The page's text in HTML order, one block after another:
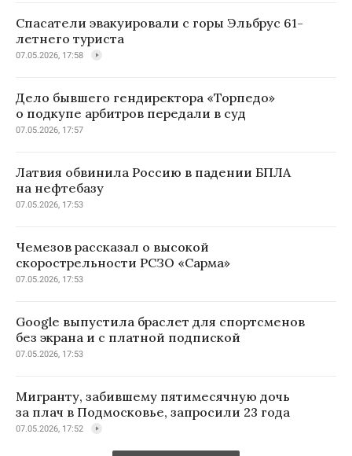
Спасатели эвакуировали с горы Эльбрус 61-
летнего туриста
07.05.2026, 17:58
Дело бывшего гендиректора «Торпедо»
о подкупе арбитров передали в суд
07.05.2026, 17:57
Латвия обвинила Россию в падении БПЛА
на нефтебазу
07.05.2026, 17:53
Чемезов рассказал о высокой
скорострельности РСЗО «Сарма»
07.05.2026, 17:53
Google выпустила браслет для спортсменов
без экрана и с платной подпиской
07.05.2026, 17:53
Мигранту, забившему пятимесячную дочь
за плач в Подмосковье, запросили 23 года
07.05.2026, 17:52